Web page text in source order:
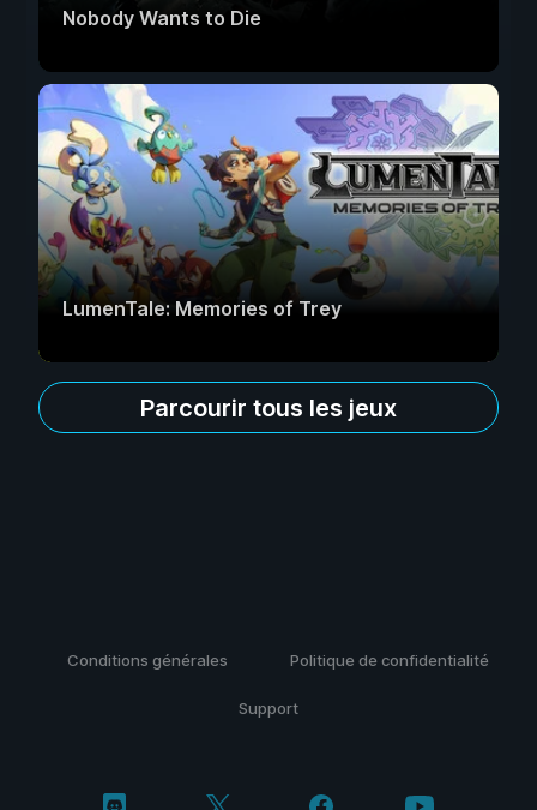
Nobody Wants to Die
LumenTale: Memories of Trey
Parcourir tous les jeux
Conditions générales Politique de confidentialité
Support